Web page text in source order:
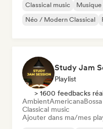
Classical music
Néo / Modern Classical
Playlist
> 1600 feedbacks
AmbientAmericana
Classical music
Ajouter dans ma/mes